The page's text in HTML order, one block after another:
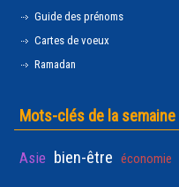
Guide des prénoms
Cartes de voeux
Ramadan
Mots-clés de la semaine
Asie bien-être économie